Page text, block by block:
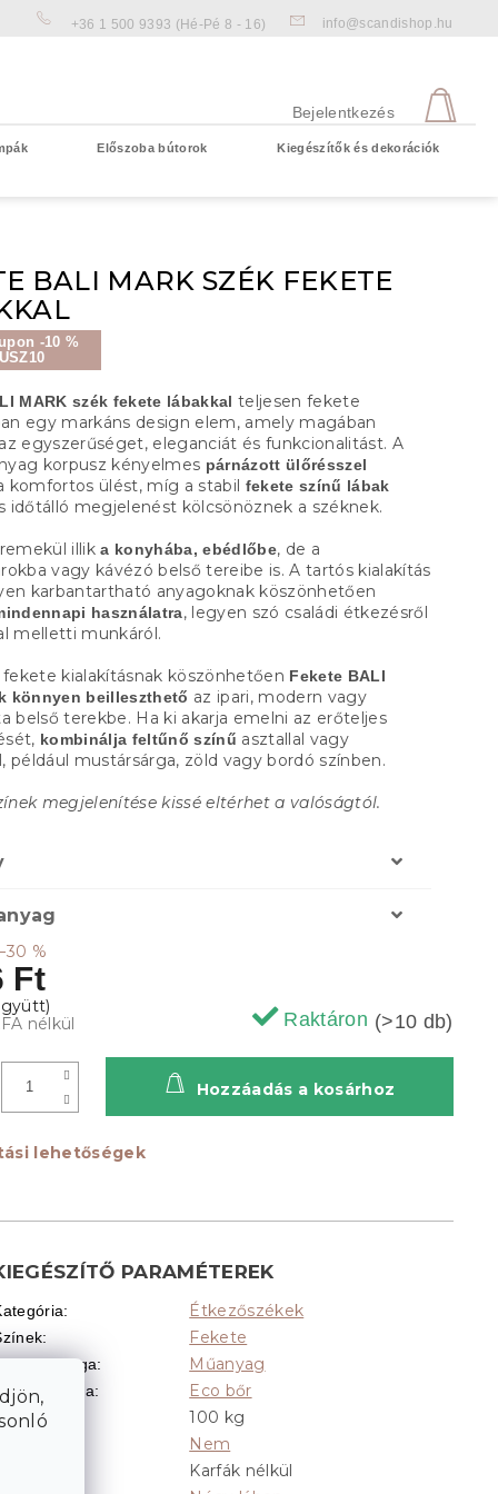
+36 1 500 9393 (Hé-Pé 8 - 16) info@scandishop.hu
Bejelentkezés
Előszoba bútorok Kiegészítők és dekorációk
BALI MARK SZÉK FEKETE
-10 %
%
Ft
nélkül Raktáron (>10 db)
lehetőségek
Hozzáadás a kosárhoz
MARK szék fekete lábakkal teljesen fekete
egy markáns design elem, amely magában
egyszerűséget, eleganciát és funkcionalitást. A
korpusz kényelmes párnázott ülőrésszel
komfortos ülést, míg a stabil fekete színű lábak
időtálló megjelenést kölcsönöznek a széknek.
illika konyhába, ebédlőbe, de a
vagy kávézó belső tereibe is. A tartós kialakítás
karbantartható anyagoknak köszönhetően
használatra, legyen szó családi étkezésről
melletti munkáról.
kialakításnak köszönhetően Fekete BALI
könnyen beilleszthető az ipari, modern vagy
belső terekbe. Ha ki akarja emelni az erőteljes
kombinálja feltűnő színű asztallal vagy
például mustársárga, zöld vagy bordó színben.
megjelenítése kissé eltérhet a valóságtól.
PARAMÉTEREK
: Étkezőszékek
: Fekete
anyaga: Műanyag
anyaga: Eco bőr
100 kg
Nem
Karfák nélkül